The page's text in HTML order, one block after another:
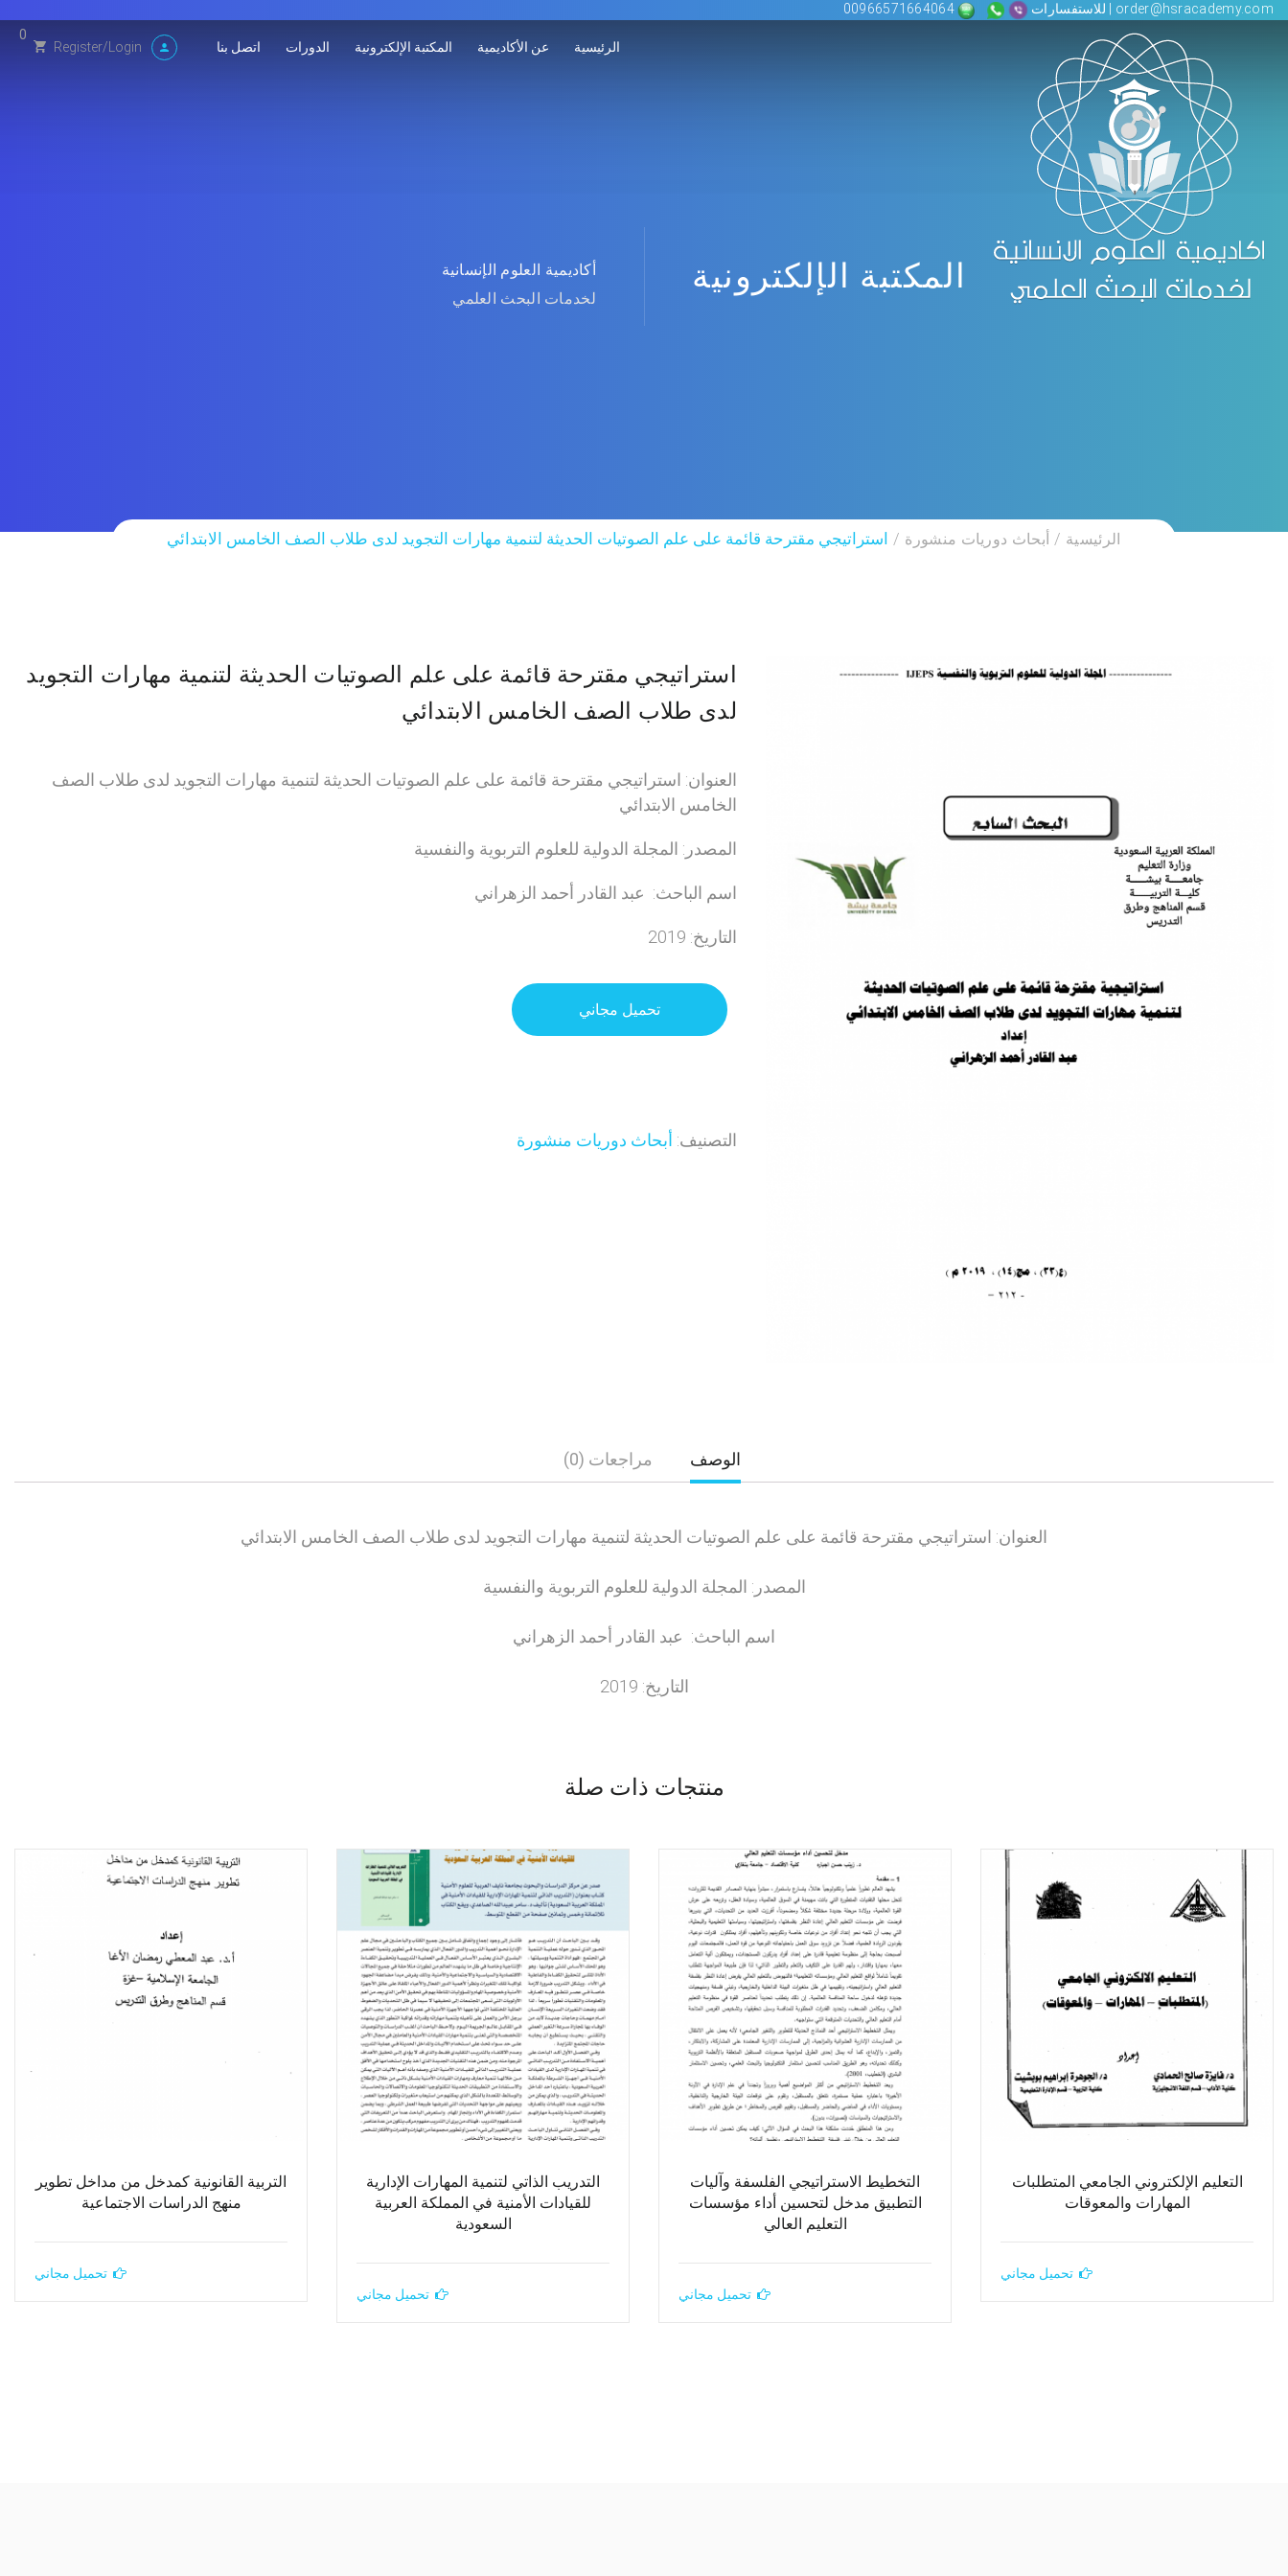
order@hsracademy.com | للاستفسارات 00966571664064
الرئيسية عن الأكاديمية المكتبة الإلكترونية الدورات اتصل بنا Register/Login
0
المكتبة الإلكترونية
أكاديمية العلوم الإنسانية
لخدمات البحث العلمي
الرئيسية أبحاث دوريات منشورة استراتيجي مقترحة قائمة على علم الصوتيات الحديثة لتنمية مهارات التجويد لدى طلاب الصف الخامس الابتدائي
استراتيجي مقترحة قائمة على علم الصوتيات الحديثة لتنمية مهارات التجويد
لدى طلاب الصف الخامس الابتدائي
العنوان: استراتيجي مقترحة قائمة على علم الصوتيات الحديثة لتنمية مهارات التجويد لدى طلاب الصف
الخامس الابتدائي
المصدر: المجلة الدولية للعلوم التربوية والنفسية
اسم الباحث: عبد القادر أحمد الزهراني
التاريخ: 2019
تحميل مجاني
التصنيف: أبحاث دوريات منشورة
الوصف مراجعات (0)
العنوان: استراتيجي مقترحة قائمة على علم الصوتيات الحديثة لتنمية مهارات التجويد لدى طلاب الصف الخامس الابتدائي
المصدر: المجلة الدولية للعلوم التربوية والنفسية
اسم الباحث: عبد القادر أحمد الزهراني
التاريخ: 2019
منتجات ذات صلة
التعليم الإلكتروني الجامعي المتطلبات
المهارات والمعوقات
تحميل مجاني
التخطيط الاستراتيجي الفلسفة وآليات
التطبيق مدخل لتحسين أداء مؤسسات
التعليم العالي
تحميل مجاني
التدريب الذاتي لتنمية المهارات الإدارية
للقيادات الأمنية في المملكة العربية
السعودية
تحميل مجاني
التربية القانونية كمدخل من مداخل تطوير
منهج الدراسات الاجتماعية
تحميل مجاني